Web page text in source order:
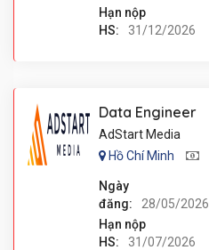
Hạn nộp
HS:
31/12/2026
Data Engineer
AdStart Media
Hồ Chí Minh
Ngày
đăng:
28/05/2026
Hạn nộp
HS:
31/07/2026